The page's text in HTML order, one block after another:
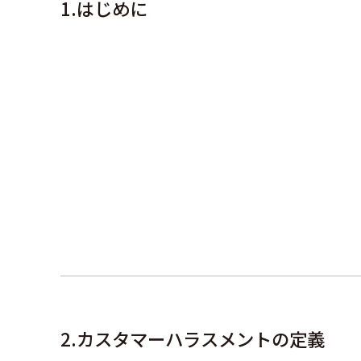
はじめに
カスタマーハラスメントの定義